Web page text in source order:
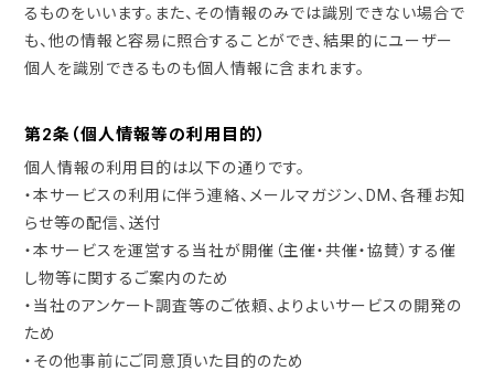
るものをいいます。また、その情報のみでは識別できない場合で
も、他の情報と容易に照合することができ、結果的にユーザー
個人を識別できるものも個人情報に含まれます。
第2条（個人情報等の利用目的）
個人情報の利用目的は以下の通りです。
・本サービスの利用に伴う連絡、メールマガジン、DM、各種お知
らせ等の配信、送付
・本サービスを運営する当社が開催（主催・共催・協賛）する催
し物等に関するご案内のため
・当社のアンケート調査等のご依頼、よりよいサービスの開発の
ため
・その他事前にご同意頂いた目的のため